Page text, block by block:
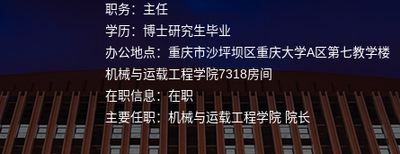
职务：主任
学历：博士研究生毕业
办公地点：重庆市沙坪坝区重庆大学A区第七教学楼
机械与运载工程学院7318房间
在职信息：在职
主要任职：机械与运载工程学院 院长